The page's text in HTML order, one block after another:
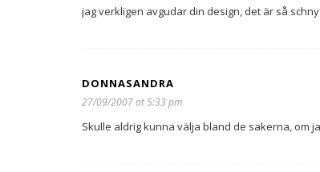
jag verkligen avgudar din design, det är så
DONNASANDRA
27/09/2007 at 5:33 pm
Skulle aldrig kunna välja bland de sakerna, om